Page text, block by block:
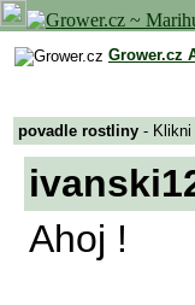
Grower.cz
povadle rostliny - Klikni
Ahoj !